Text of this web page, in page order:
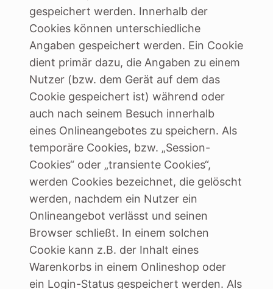
gespeichert werden. Innerhalb der
Cookies können unterschiedliche
Angaben gespeichert werden. Ein Cookie
dient primär dazu, die Angaben zu einem
Nutzer (bzw. dem Gerät auf dem das
Cookie gespeichert ist) während oder
auch nach seinem Besuch innerhalb
eines Onlineangebotes zu speichern. Als
temporäre Cookies, bzw. „Session-
Cookies“ oder „transiente Cookies“,
werden Cookies bezeichnet, die gelöscht
werden, nachdem ein Nutzer ein
Onlineangebot verlässt und seinen
Browser schließt. In einem solchen
Cookie kann z.B. der Inhalt eines
Warenkorbs in einem Onlineshop oder
ein Login-Status gespeichert werden. Als